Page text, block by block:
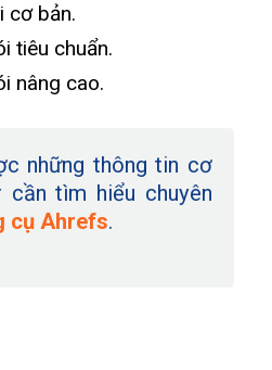
cơ bản.
tiêu chuẩn.
nâng cao.
những thông tin cơ
cần tìm hiểu chuyên
cụ Ahrefs.